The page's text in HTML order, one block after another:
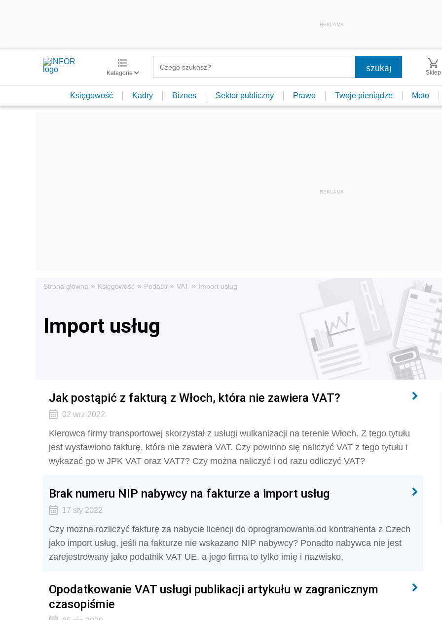
REKLAMA
Kategorie Sklep
Księgowość Kadry Biznes Sektor publiczny Prawo Twoje pieniądze Moto
Strona główna » Księgowość » Podatki » VAT » Import usług
Import usług
Jak postąpić z fakturą z Włoch, która nie zawiera VAT?
02 wrz 2022
Kierowca firmy transportowej skorzystał z usługi wulkanizacji na terenie Włoch. Z tego tytułu
jest wystawiono fakturę, która nie zawiera VAT. Czy powinno się naliczyć VAT z tego tytułu i
wykazać go w JPK VAT oraz VAT7? Czy można naliczyć i od razu odliczyć VAT?
Brak numeru NIP nabywcy na fakturze a import usług
17 sty 2022
Czy można rozliczyć fakturę za nabycie licencji do oprogramowania od kontrahenta z Czech
jako import usług, jeśli na fakturze nie wskazano NIP nabywcy? Ponadto nabywca nie jest
zarejestrowany jako podatnik VAT UE, a jego firma to tylko imię i nazwisko.
Opodatkowanie VAT usługi publikacji artykułu w zagranicznym
czasopiśmie